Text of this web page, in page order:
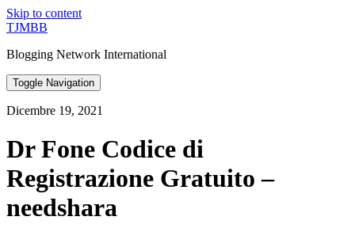
Skip to content
TJMBB
Blogging Network International
Toggle Navigation
Dicembre 19, 2021
Dr Fone Codice di
Registrazione Gratuito –
needshara